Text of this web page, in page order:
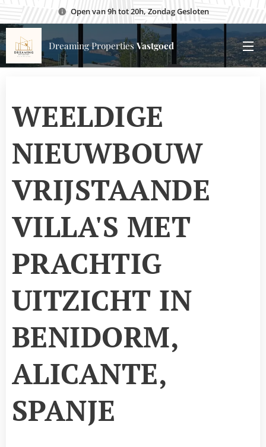
Open van 9h tot 20h, Zondag Gesloten
Dreaming Properties Vastgoed
WEELDIGE
NIEUWBOUW
VRIJSTAANDE
VILLA'S MET
PRACHTIG
UITZICHT IN
BENIDORM,
ALICANTE,
SPANJE